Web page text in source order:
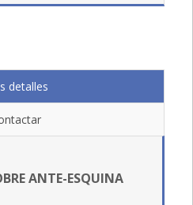
detalles
ANTE-ESQUINA